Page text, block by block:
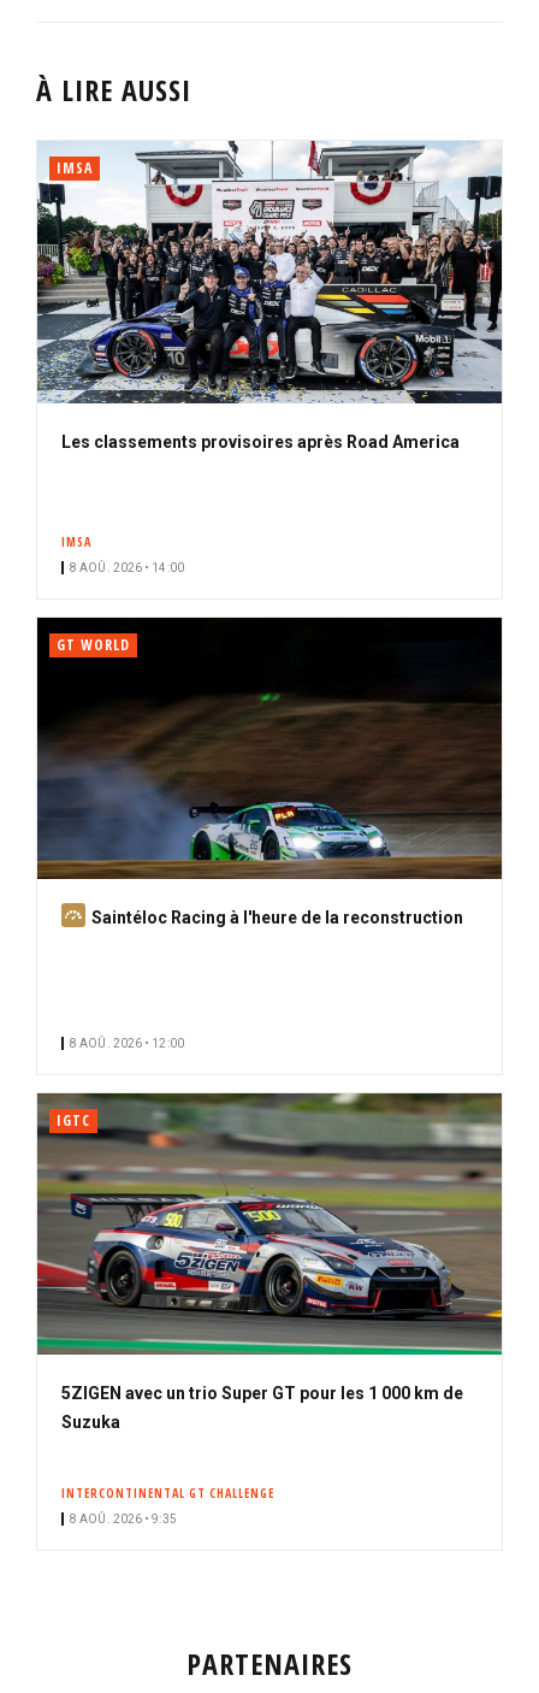
À LIRE AUSSI
IMSA
Les classements provisoires après Road America
IMSA
8 AOÛ. 2026 • 14:00
GT WORLD
A
Saintéloc Racing à l'heure de la reconstruction
8 AOÛ. 2026 • 12:00
IGTC
5ZIGEN avec un trio Super GT pour les 1 000 km de
Suzuka
INTERCONTINENTAL GT CHALLENGE
8 AOÛ. 2026 • 9:35
PARTENAIRES